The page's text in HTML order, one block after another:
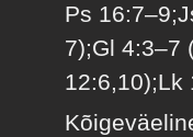
Ps
7);Gl 4:3–7
12:6,10);Lk